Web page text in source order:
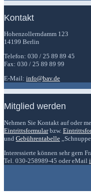
Kontakt
Hohenzollerndamm 123
14199 Berlin
Telefon: 030 / 25 89 89 45
Fax: 030 / 25 89 89 99
E-Mail: info@bav.de
Mitglied werden
Nehmen Sie Kontakt auf oder
Eintrittsformularbzw.
und Gebührentabelle
Interessierte können sehr gern
Tel. 030-258989-45 oder eMail